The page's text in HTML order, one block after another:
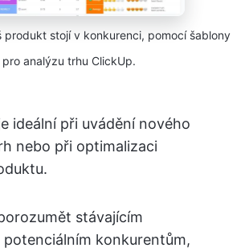
produkt stojí v konkurenci, pomocí šablony
pro analýzu trhu ClickUp.
ideální při uvádění nového
nebo při optimalizaci
stávajícím
konkurentům,